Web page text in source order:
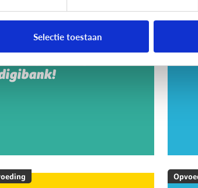
Selectie toestaan
over de
het
internet, …? Ga naar
digipunt of